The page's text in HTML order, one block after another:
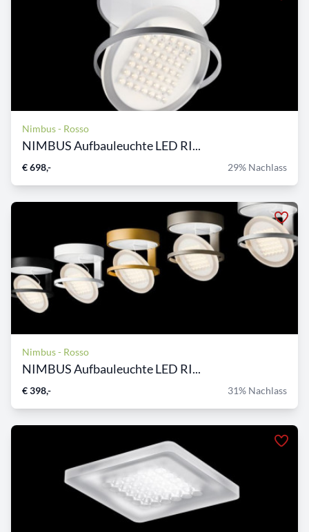
Nimbus - Rosso
NIMBUS Aufbauleuchte LED RI...
€ 698,- 29% Nachlass
Nimbus - Rosso
NIMBUS Aufbauleuchte LED RI...
€ 398,- 31% Nachlass